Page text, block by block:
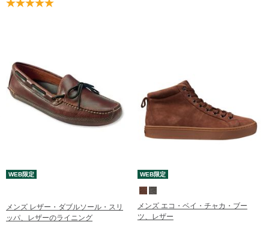
WEB限定
メンズ レザー・ダブルソール・スリ
ッパ、レザーのライニング
WEB限定
メンズ エコ・ベイ・チャカ・ブー
ツ、レザー